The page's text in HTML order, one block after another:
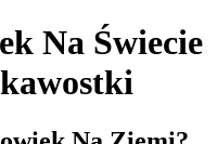
Na Świecie